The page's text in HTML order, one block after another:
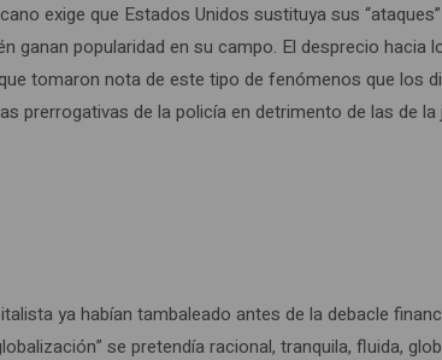
exige que Estados Unidos sustituya sus
popularidad en su campo. El desprecio
tomaron nota de este tipo de fenómenos que
prerrogativas de la policía en detrimento de las
ya habían tambaleado antes de la debacle
se pretendía racional, tranquila, fluida,